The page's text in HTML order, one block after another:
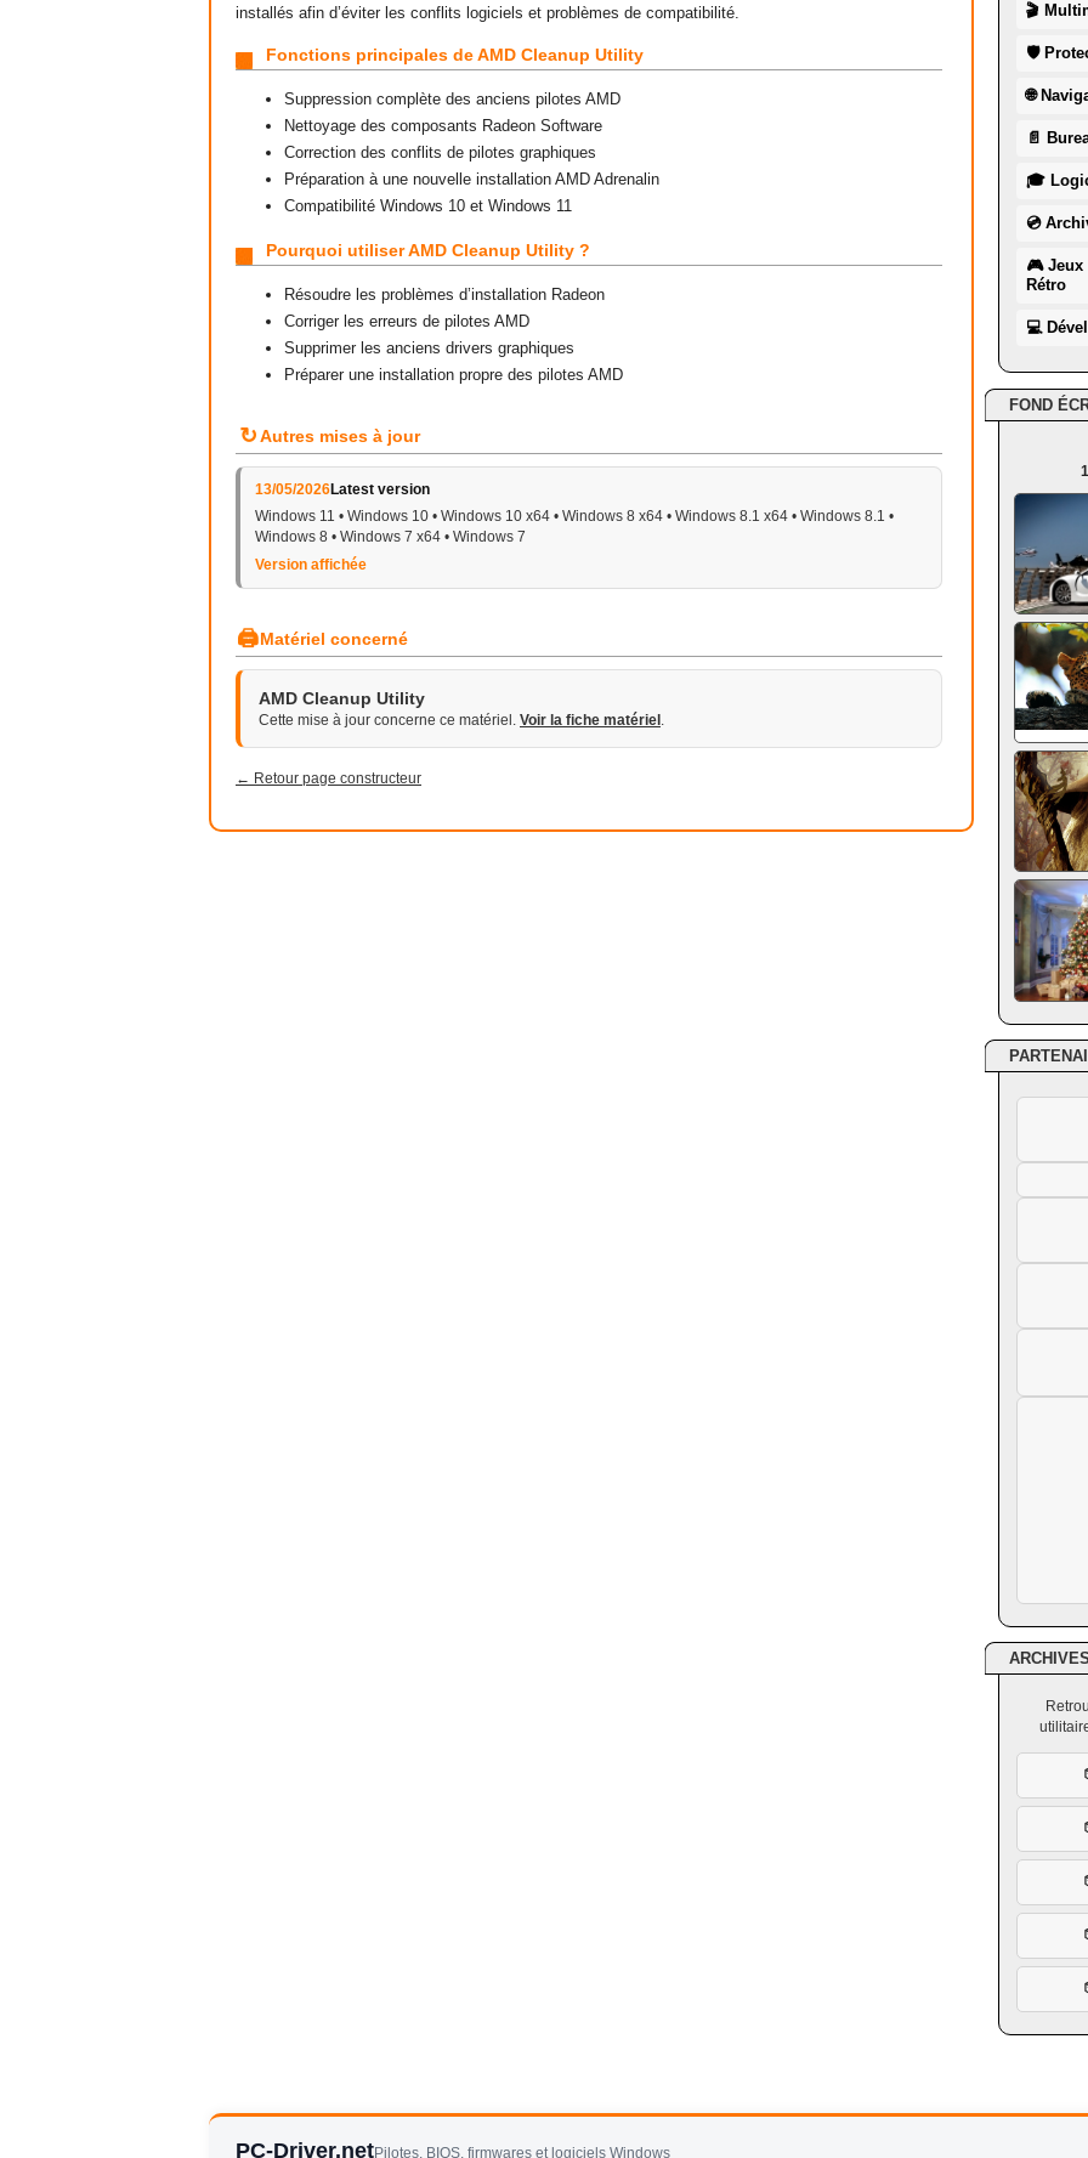
installés afin d’éviter les conflits logiciels et problèmes de compatibilité.
Fonctions principales de AMD Cleanup Utility
Suppression complète des anciens pilotes AMD
Nettoyage des composants Radeon Software
Correction des conflits de pilotes graphiques
Préparation à une nouvelle installation AMD Adrenalin
Compatibilité Windows 10 et Windows 11
Pourquoi utiliser AMD Cleanup Utility ?
Résoudre les problèmes d’installation Radeon
Corriger les erreurs de pilotes AMD
Supprimer les anciens drivers graphiques
Préparer une installation propre des pilotes AMD
↻Autres mises à jour
13/05/2026Latest version
Windows 11 • Windows 10 • Windows 10 x64 • Windows 8 x64 • Windows 8.1 x64 • Windows 8.1 •
Windows 8 • Windows 7 x64 • Windows 7
Version affichée
🖨Matériel concerné
AMD Cleanup Utility
Cette mise à jour concerne ce matériel. Voir la fiche matériel .
← Retour page constructeur
🎬
🛡
🌐
📄
🎓
💿
🎮 Jeux
Rétro
💻
FOND
PC-Driver.netPilotes, BIOS, firmwares et logiciels Windows